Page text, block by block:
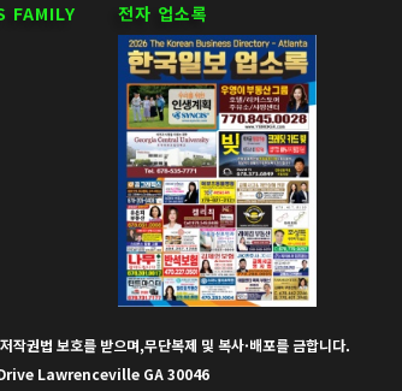
FAMILY 전자 업소록
법 보호를 받으며,무단복제 및 복사·배포를 금합니다.
Lawrenceville GA 30046